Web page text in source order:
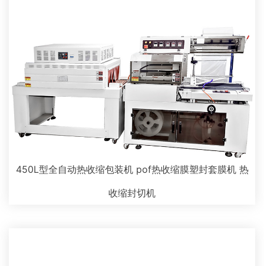
450L型全自动热收缩包装机 pof热收缩膜塑封套膜机 热
收缩封切机